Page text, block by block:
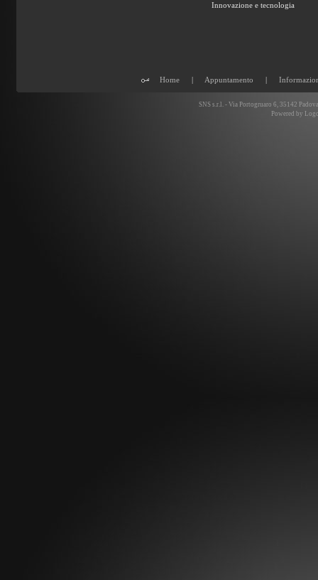
Innovazione e tecnologia
Home | Appuntamento |
SNS s.r.l. - Via Portogruaro 6, 35142
Powered by